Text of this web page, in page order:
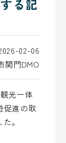
る記
02-06
関門DMO
光一体
促進の取
。